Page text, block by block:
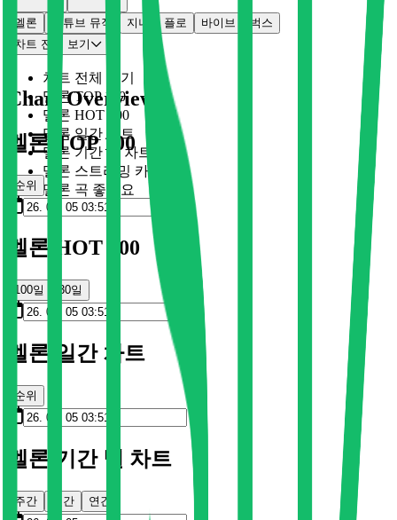
멜론 유튜브 뮤직 지니 플로 바이브
벅스
차트 전체 보기
차트 전체 보기
멜론 TOP 100
멜론 HOT 100
멜론 일간 차트
멜론 기간 별 차트
멜론 스트리밍 카드
멜론 곡 좋아요
Chart Overview
멜론 TOP 100
순위
멜론 HOT 100
100일 30일
멜론 일간 차트
순위
멜론 기간 별 차트
주간 월간 연간